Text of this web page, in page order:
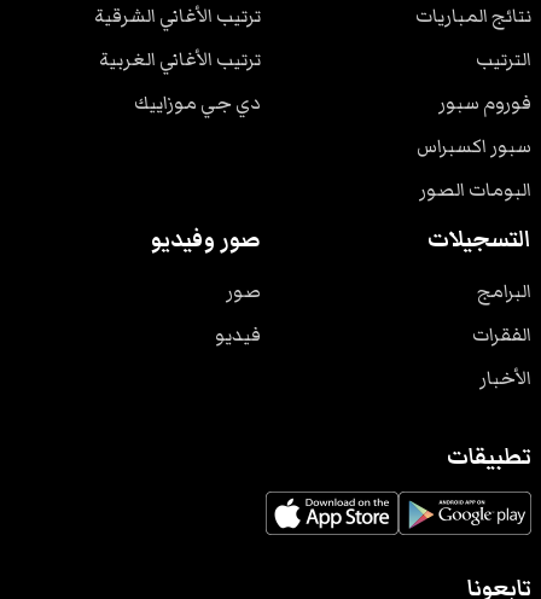
نتائج المباريات
الترتيب
فوروم سبور
سبور اكسبراس
البومات الصور
ترتيب الأغاني الشرقية
ترتيب الأغاني الغربية
دي جي موزاييك
التسجيلات
البرامج
الفقرات
الأخبار
صور وفيديو
صور
فيديو
تطبيقات
تابعونا